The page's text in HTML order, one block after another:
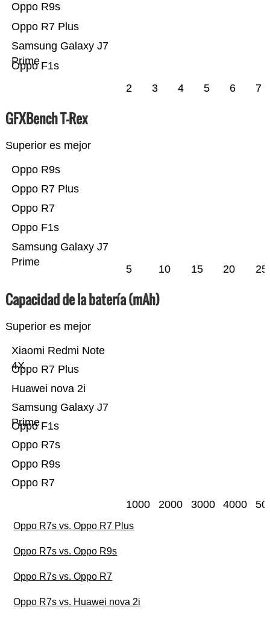
Oppo F1s
Samsung Galaxy J7
Prime
Oppo R7 Plus
Oppo R9s
2 3 4 5 6 7
GFXBench T-Rex
Superior es mejor
Samsung Galaxy J7
Prime
Oppo F1s
Oppo R7
Oppo R7 Plus
Oppo R9s
5 10 15 20 25
Capacidad de la batería (mAh)
Superior es mejor
Oppo R7
Oppo R9s
Oppo R7s
Oppo F1s
Samsung Galaxy J7
Prime
Huawei nova 2i
Oppo R7 Plus
Xiaomi Redmi Note
4X
1000 2000 3000 4000
Oppo R7s vs. Oppo R7 Plus
Oppo R7s vs. Oppo R9s
Oppo R7s vs. Oppo R7
Oppo R7s vs. Huawei nova 2i